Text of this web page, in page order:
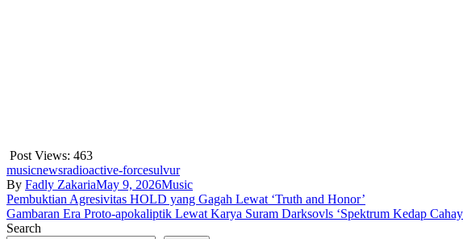
Post Views: 463
musicnewsradioactive-forcesulvur
By Fadly ZakariaMay 9, 2026Music
Post
navigation
Pembuktian Agresivitas HOLD yang Gagah Lewat ‘Truth and Honor’
Gambaran Era Proto-apokaliptik Lewat Karya Suram Darksovls ‘Spektrum Kedap
Search